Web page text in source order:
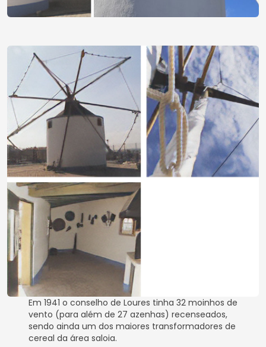
Em 1941 o conselho de Loures tinha 32 moinhos de
vento (para além de 27 azenhas) recenseados,
sendo ainda um dos maiores transformadores de
cereal da área saloia.